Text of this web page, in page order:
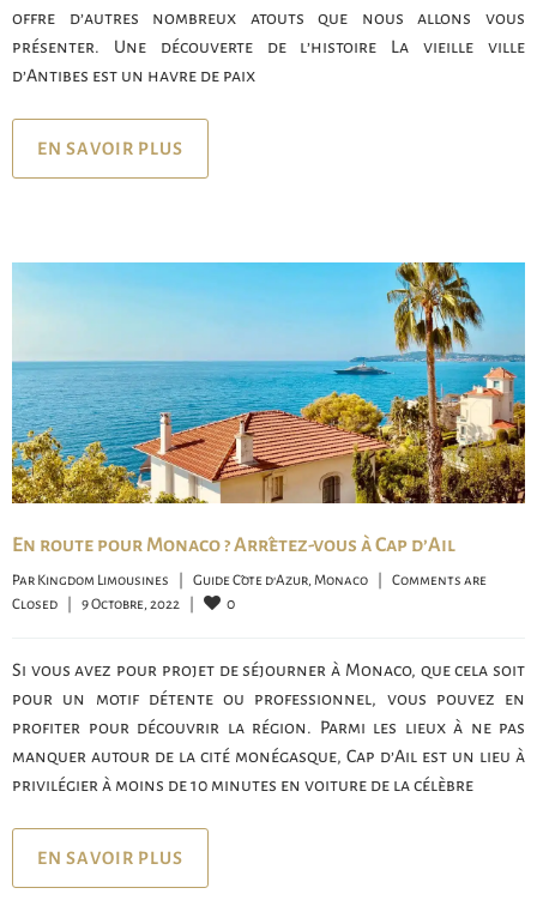
offre d’autres nombreux atouts que nous allons vous
présenter. Une découverte de l’histoire La vieille ville
d’Antibes est un havre de paix
EN SAVOIR PLUS
En route pour Monaco ? Arrêtez-vous à Cap d’Ail
Par Kingdom Limousines Guide Côte d'Azur, Monaco
Comments are
Closed
9 Octobre, 2022 0
Si vous avez pour projet de séjourner à Monaco, que cela soit
pour un motif détente ou professionnel, vous pouvez en
profiter pour découvrir la région. Parmi les lieux à ne pas
manquer autour de la cité monégasque, Cap d’Ail est un lieu à
privilégier à moins de 10 minutes en voiture de la célèbre
EN SAVOIR PLUS